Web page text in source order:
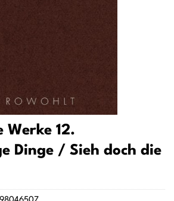
Werke 12.
Dinge / Sieh doch die